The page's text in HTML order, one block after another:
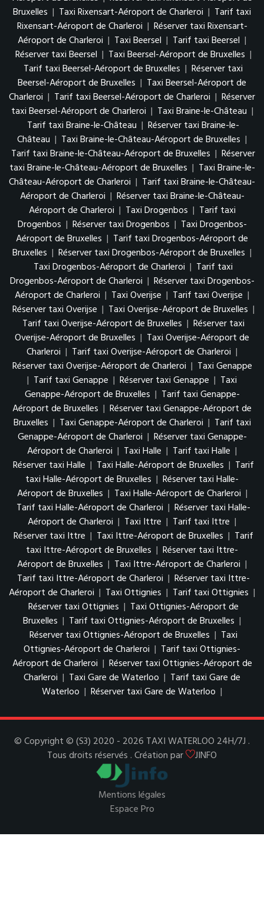
Bruxelles | Taxi Rixensart-Aéroport de Charleroi | Tarif taxi
Rixensart-Aéroport de Charleroi | Réserver taxi Rixensart-
Aéroport de Charleroi | Taxi Beersel | Tarif taxi Beersel |
Réserver taxi Beersel | Taxi Beersel-Aéroport de Bruxelles |
Tarif taxi Beersel-Aéroport de Bruxelles | Réserver taxi
Beersel-Aéroport de Bruxelles | Taxi Beersel-Aéroport de
Charleroi | Tarif taxi Beersel-Aéroport de Charleroi | Réserver
taxi Beersel-Aéroport de Charleroi | Taxi Braine-le-Château |
Tarif taxi Braine-le-Château | Réserver taxi Braine-le-
Château | Taxi Braine-le-Château-Aéroport de Bruxelles |
Tarif taxi Braine-le-Château-Aéroport de Bruxelles | Réserver
taxi Braine-le-Château-Aéroport de Bruxelles | Taxi Braine-le-
Château-Aéroport de Charleroi | Tarif taxi Braine-le-Château-
Aéroport de Charleroi | Réserver taxi Braine-le-Château-
Aéroport de Charleroi | Taxi Drogenbos | Tarif taxi
Drogenbos | Réserver taxi Drogenbos | Taxi Drogenbos-
Aéroport de Bruxelles | Tarif taxi Drogenbos-Aéroport de
Bruxelles | Réserver taxi Drogenbos-Aéroport de Bruxelles |
Taxi Drogenbos-Aéroport de Charleroi | Tarif taxi
Drogenbos-Aéroport de Charleroi | Réserver taxi Drogenbos-
Aéroport de Charleroi | Taxi Overijse | Tarif taxi Overijse |
Réserver taxi Overijse | Taxi Overijse-Aéroport de Bruxelles |
Tarif taxi Overijse-Aéroport de Bruxelles | Réserver taxi
Overijse-Aéroport de Bruxelles | Taxi Overijse-Aéroport de
Charleroi | Tarif taxi Overijse-Aéroport de Charleroi |
Réserver taxi Overijse-Aéroport de Charleroi | Taxi Genappe
| Tarif taxi Genappe | Réserver taxi Genappe | Taxi
Genappe-Aéroport de Bruxelles | Tarif taxi Genappe-
Aéroport de Bruxelles | Réserver taxi Genappe-Aéroport de
Bruxelles | Taxi Genappe-Aéroport de Charleroi | Tarif taxi
Genappe-Aéroport de Charleroi | Réserver taxi Genappe-
Aéroport de Charleroi | Taxi Halle | Tarif taxi Halle |
Réserver taxi Halle | Taxi Halle-Aéroport de Bruxelles | Tarif
taxi Halle-Aéroport de Bruxelles | Réserver taxi Halle-
Aéroport de Bruxelles | Taxi Halle-Aéroport de Charleroi |
Tarif taxi Halle-Aéroport de Charleroi | Réserver taxi Halle-
Aéroport de Charleroi | Taxi Ittre | Tarif taxi Ittre |
Réserver taxi Ittre | Taxi Ittre-Aéroport de Bruxelles | Tarif
taxi Ittre-Aéroport de Bruxelles | Réserver taxi Ittre-
Aéroport de Bruxelles | Taxi Ittre-Aéroport de Charleroi |
Tarif taxi Ittre-Aéroport de Charleroi | Réserver taxi Ittre-
Aéroport de Charleroi | Taxi Ottignies | Tarif taxi Ottignies |
Réserver taxi Ottignies | Taxi Ottignies-Aéroport de
Bruxelles | Tarif taxi Ottignies-Aéroport de Bruxelles |
Réserver taxi Ottignies-Aéroport de Bruxelles | Taxi
Ottignies-Aéroport de Charleroi | Tarif taxi Ottignies-
Aéroport de Charleroi | Réserver taxi Ottignies-Aéroport de
Charleroi | Taxi Gare de Waterloo | Tarif taxi Gare de
Waterloo | Réserver taxi Gare de Waterloo |
© Copyright © (S3) 2020 - 2026 TAXI WATERLOO 24H/7J .
Tous droits réservés . Création par
JINFO
Mentions légales
Espace Pro